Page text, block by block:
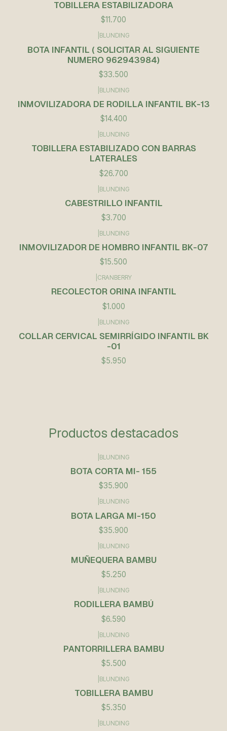
TOBILLERA ESTABILIZADORA
$11.700
BLUNDING
BOTA INFANTIL ( SOLICITAR AL SIGUIENTE
NUMERO 962943984)
$33.500
Agotado
BLUNDING
INMOVILIZADORA DE RODILLA INFANTIL BK-13
$14.400
BLUNDING
TOBILLERA ESTABILIZADO CON BARRAS
LATERALES
$26.700
BLUNDING
CABESTRILLO INFANTIL
$3.700
Agotado
BLUNDING
INMOVILIZADOR DE HOMBRO INFANTIL BK-07
$15.500
CRANBERRY
RECOLECTOR ORINA INFANTIL
$1.000
BLUNDING
COLLAR CERVICAL SEMIRRÍGIDO INFANTIL BK
-01
$5.950
Productos destacados
BLUNDING
BOTA CORTA MI- 155
$35.900
BLUNDING
BOTA LARGA MI-150
$35.900
BLUNDING
MUÑEQUERA BAMBU
$5.250
BLUNDING
RODILLERA BAMBÚ
$6.590
BLUNDING
PANTORRILLERA BAMBU
$5.500
BLUNDING
TOBILLERA BAMBU
$5.350
BLUNDING